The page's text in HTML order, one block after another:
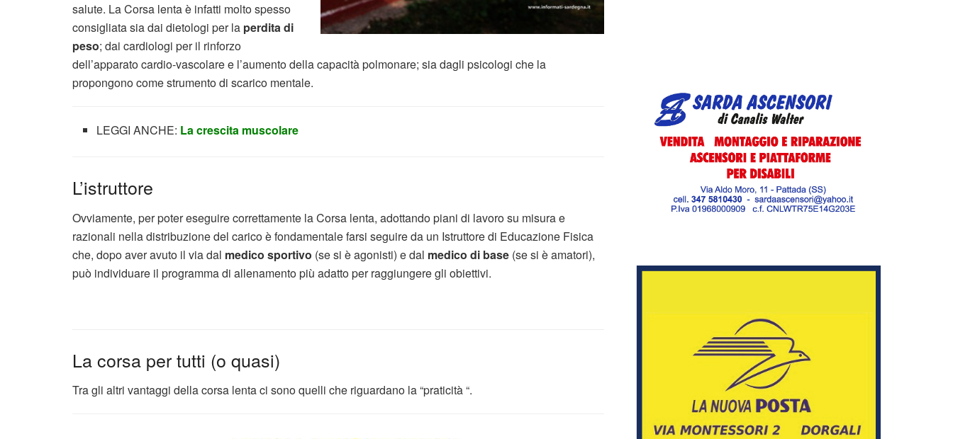
salute. La Corsa lenta è infatti molto spesso
consigliata sia dai dietologi per la perdita di
peso; dai cardiologi per il rinforzo
dell’apparato cardio-vascolare e l’aumento della capacità polmonare; sia dagli psicologi che la
propongono come strumento di scarico mentale.
LEGGI ANCHE: La crescita muscolare
L’istruttore
Ovviamente, per poter eseguire correttamente la Corsa lenta, adottando piani di lavoro su misura e
razionali nella distribuzione del carico è fondamentale farsi seguire da un Istruttore di Educazione Fisica
che, dopo aver avuto il via dal medico sportivo (se si è agonisti) e dal medico di base (se si è amatori),
può individuare il programma di allenamento più adatto per raggiungere gli obiettivi.
La corsa per tutti (o quasi)
Tra gli altri vantaggi della corsa lenta ci sono quelli che riguardano la “praticità “.